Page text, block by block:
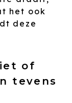
het ook
deze
of
tevens